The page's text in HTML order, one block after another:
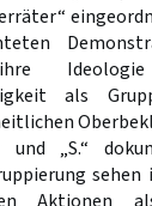
als
und „S.“
sehen